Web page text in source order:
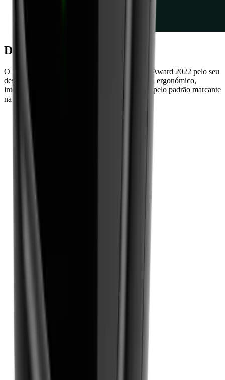
Design intemporal
O Style ganhou o prestigiado Red Dot Design Award 2022 pelo seu
design e funcionalidades inovadores. "O design ergonómico,
intemporal e neutro do Style torna-se apelativo pelo padrão marcante
na parte traseira."